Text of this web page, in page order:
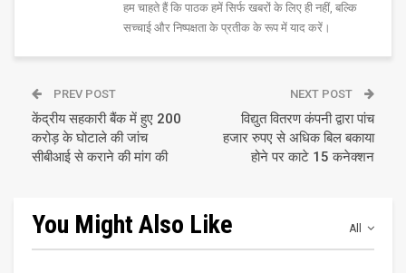
हम चाहते हैं कि पाठक हमें सिर्फ खबरों के लिए ही नहीं, बल्कि
सच्चाई और निष्पक्षता के प्रतीक के रूप में याद करें।
PREV POST
केंद्रीय सहकारी बैंक में हुए 200
करोड़ के घोटाले की जांच
सीबीआई से कराने की मांग की
NEXT POST
विद्युत वितरण कंपनी द्वारा पांच
हजार रुपए से अधिक बिल बकाया
होने पर काटे 15 कनेक्शन
All
You Might Also Like